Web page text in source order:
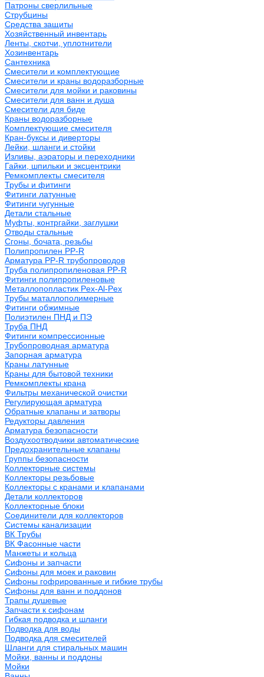
Патроны сверлильные
Струбцины
Средства защиты
Хозяйственный инвентарь
Ленты, скотчи, уплотнители
Хозинвентарь
Сантехника
Смесители и комплектующие
Смесители и краны водоразборные
Смесители для мойки и раковины
Смесители для ванн и душа
Смесители для биде
Краны водоразборные
Комплектующие смесителя
Кран-буксы и диверторы
Лейки, шланги и стойки
Изливы, аэраторы и переходники
Гайки, шпильки и эксцентрики
Ремкомплекты смесителя
Трубы и фитинги
Фитинги латунные
Фитинги чугунные
Детали стальные
Муфты, контргайки, заглушки
Отводы стальные
Сгоны, бочата, резьбы
Полипропилен PP-R
Арматура PP-R трубопроводов
Труба полипропиленовая PP-R
Фитинги полипропиленовые
Металлопопластик Pex-Al-Pex
Трубы маталлополимерные
Фитинги обжимные
Полиэтилен ПНД и ПЭ
Труба ПНД
Фитинги компрессионные
Трубопроводная арматура
Запорная арматура
Краны латунные
Краны для бытовой техники
Ремкомплекты крана
Фильтры механической очистки
Регулирующая арматура
Обратные клапаны и затворы
Редукторы давления
Арматура безопасности
Воздухоотводчики автоматические
Предохранительные клапаны
Группы безопасности
Коллекторные системы
Коллекторы резьбовые
Коллекторы с кранами и клапанами
Детали коллекторов
Коллекторные блоки
Соединители для коллекторов
Системы канализации
ВК Трубы
ВК Фасонные части
Манжеты и кольца
Сифоны и запчасти
Сифоны для моек и раковин
Сифоны гофрированные и гибкие трубы
Сифоны для ванн и поддонов
Трапы душевые
Запчасти к сифонам
Гибкая подводка и шланги
Подводка для воды
Подводка для смесителей
Шланги для стиральных машин
Мойки, ванны и поддоны
Мойки